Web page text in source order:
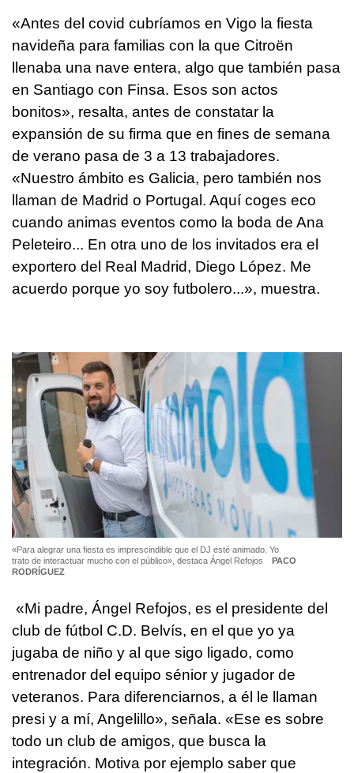
«Antes del covid cubríamos en Vigo la fiesta
navideña para familias con la que Citroën
llenaba una nave entera, algo que también pasa
en Santiago con Finsa. Esos son actos
bonitos», resalta, antes de constatar la
expansión de su firma que en fines de semana
de verano pasa de 3 a 13 trabajadores.
«Nuestro ámbito es Galicia, pero también nos
llaman de Madrid o Portugal. Aquí coges eco
cuando animas eventos como la boda de Ana
Peleteiro... En otra uno de los invitados era el
exportero del Real Madrid, Diego López. Me
acuerdo porque yo soy futbolero...», muestra.
«Para alegrar una fiesta es imprescindible que el DJ esté animado. Yo
trato de interactuar mucho con el público», destaca Ángel Refojos
PACO
RODRÍGUEZ
«Mi padre, Ángel Refojos, es el presidente del
club de fútbol C.D. Belvís, en el que yo ya
jugaba de niño y al que sigo ligado, como
entrenador del equipo sénior y jugador de
veteranos. Para diferenciarnos, a él le llaman
presi y a mí, Angelillo», señala. «Ese es sobre
todo un club de amigos, que busca la
integración. Motiva por ejemplo saber que